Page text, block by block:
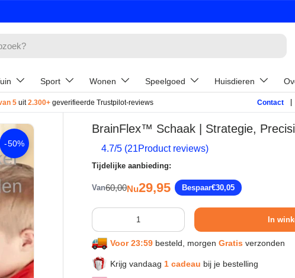
Sport Wonen Speelgoed Huisdieren
5 uit2.300+ geverifieerde Trustpilot-reviews Contact
-50%
BrainFlex™ Schaak | Strategie,
4.7/5 (21Product reviews)
Tijdelijke aanbieding:
VanReguliere prijs
60,00Verkoopprijs
Nu29,95 Bespaar€30,05
Aantal
In
Voor 23:59 besteld, morgen Gratis verzonden
Krijg vandaag 1 cadeau bij je bestelling